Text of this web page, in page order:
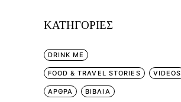
KΑΤΗΓΟΡΊΕΣ
DRINK ME
FOOD & TRAVEL STORIES VIDEOS
ΑΡΘΡΑ ΒΙΒΛΙΑ